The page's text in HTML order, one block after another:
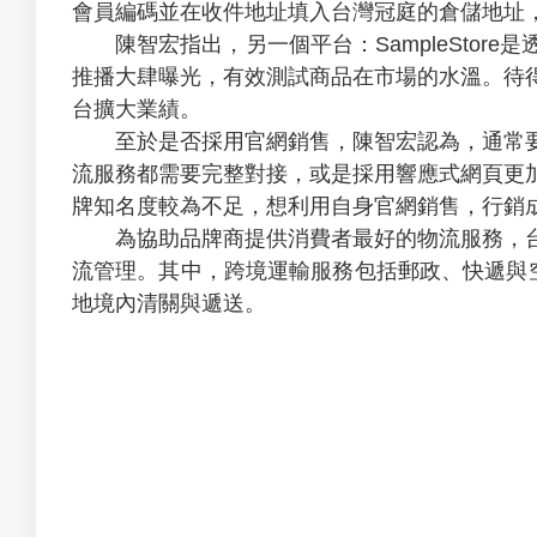
會員編碼並在收件地址填入台灣冠庭的倉儲地
陳智宏指出，另一個平台：SampleStore是透
推播大肆曝光，有效測試商品在市場的水溫。
台擴大業績。
至於是否採用官網銷售，陳智宏認為，通常
流服務都需要完整對接，或是採用響應式網頁
牌知名度較為不足，想利用自身官網銷售，行
為協助品牌商提供消費者最好的物流服務，
流管理。其中，跨境運輸服務包括郵政、快遞
地境內清關與遞送。